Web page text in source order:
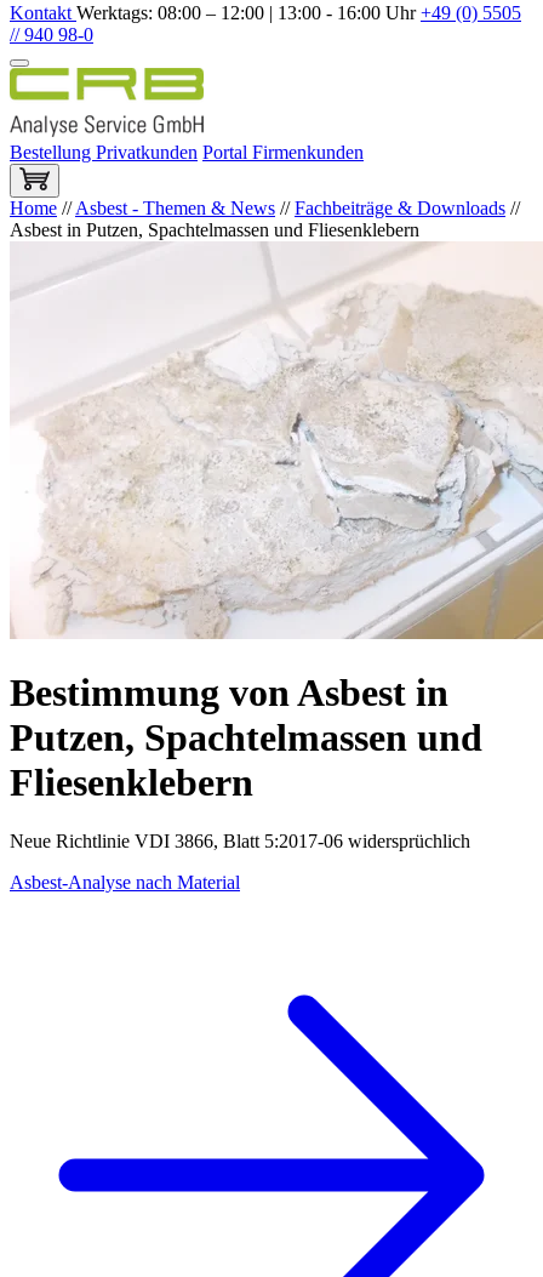
Kontakt Werktags: 08:00 – 12:00 | 13:00 - 16:00 Uhr+49 (0) 5505
// 940 98-0
Bestellung Privatkunden Portal Firmenkunden
Home //Asbest - Themen & News //Fachbeiträge & Downloads //
Asbest in Putzen, Spachtelmassen und Fliesenklebern
Bestimmung von Asbest in
Putzen, Spachtelmassen und
Fliesenklebern
Neue Richtlinie VDI 3866, Blatt 5:2017-06 widersprüchlich
Asbest-Analyse nach Material